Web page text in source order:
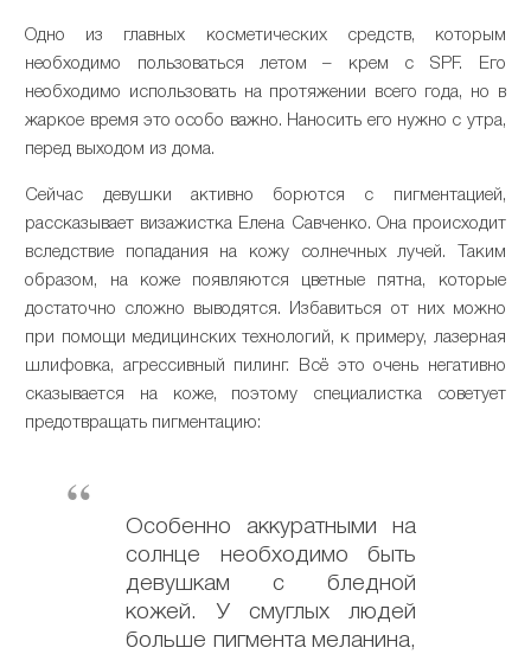
Одно из главных косметических средств, которым
необходимо пользоваться летом – крем с SPF. Его
необходимо использовать на протяжении всего года, но в
жаркое время это особо важно. Наносить его нужно с утра,
перед выходом из дома.
Сейчас девушки активно борются с пигментацией,
рассказывает визажистка Елена Савченко. Она происходит
вследствие попадания на кожу солнечных лучей. Таким
образом, на коже появляются цветные пятна, которые
достаточно сложно выводятся. Избавиться от них можно
при помощи медицинских технологий, к примеру, лазерная
шлифовка, агрессивный пилинг. Всё это очень негативно
сказывается на коже, поэтому специалистка советует
предотвращать пигментацию:
Особенно аккуратными на
солнце необходимо быть
девушкам с бледной
кожей. У смуглых людей
больше пигмента меланина,